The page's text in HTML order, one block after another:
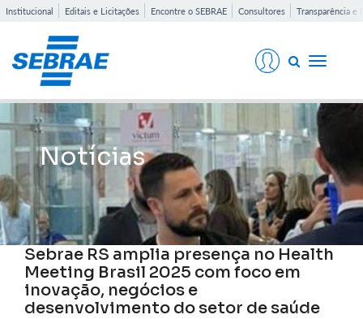
Institucional Editais e Licitações Encontre o SEBRAE Consultores Transparência e
Toggle
Notícias
Sebrae RS amplia presença no Health
Meeting Brasil 2025 com foco em
inovação, negócios e
desenvolvimento do setor de saúde